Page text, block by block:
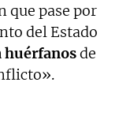
que pase por
del Estado
huérfanosde